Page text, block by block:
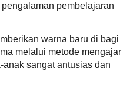
pembelajaran
warna baru di bagi
melalui metode mengajar
sangat antusias dan